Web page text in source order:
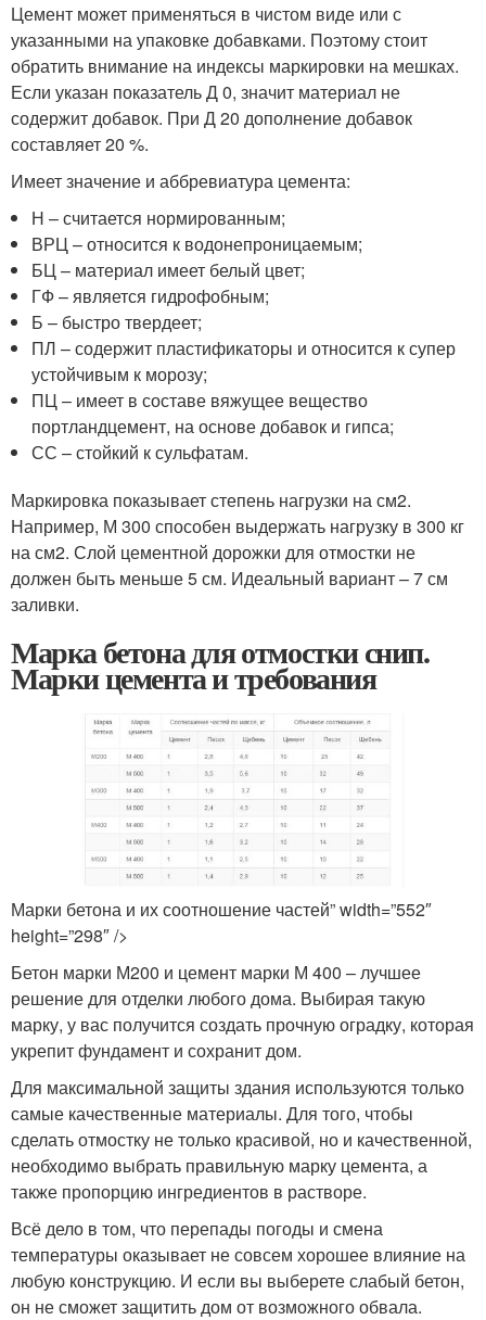
Цемент может применяться в чистом виде или с
указанными на упаковке добавками. Поэтому стоит
обратить внимание на индексы маркировки на мешках.
Если указан показатель Д 0, значит материал не
содержит добавок. При Д 20 дополнение добавок
составляет 20 %.
Имеет значение и аббревиатура цемента:
Н – считается нормированным;
ВРЦ – относится к водонепроницаемым;
БЦ – материал имеет белый цвет;
ГФ – является гидрофобным;
Б – быстро твердеет;
ПЛ – содержит пластификаторы и относится к супер
устойчивым к морозу;
ПЦ – имеет в составе вяжущее вещество
портландцемент, на основе добавок и гипса;
СС – стойкий к сульфатам.
Маркировка показывает степень нагрузки на см2.
Например, М 300 способен выдержать нагрузку в 300 кг
на см2. Слой цементной дорожки для отмостки не
должен быть меньше 5 см. Идеальный вариант – 7 см
заливки.
Марка бетона для отмостки снип.
Марки цемента и требования
Марки бетона и их соотношение частей” width=”552″
height=”298″ />
Бетон марки М200 и цемент марки М 400 – лучшее
решение для отделки любого дома. Выбирая такую
марку, у вас получится создать прочную оградку, которая
укрепит фундамент и сохранит дом.
Для максимальной защиты здания используются только
самые качественные материалы. Для того, чтобы
сделать отмостку не только красивой, но и качественной,
необходимо выбрать правильную марку цемента, а
также пропорцию ингредиентов в растворе.
Всё дело в том, что перепады погоды и смена
температуры оказывает не совсем хорошее влияние на
любую конструкцию. И если вы выберете слабый бетон,
он не сможет защитить дом от возможного обвала.